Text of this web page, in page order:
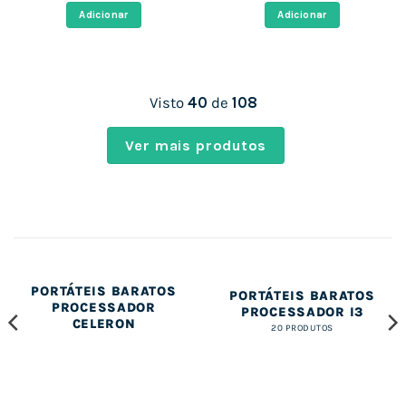
era:
712,00 €.
Adicionar
era:
1.187,00 €.
Adicionar
Visto 40 de 108
Ver mais produtos
PORTÁTEIS BARATOS
PROCESSADOR
CELERON
PORTÁTEIS BARATOS
PROCESSADOR I3
20 PRODUTOS